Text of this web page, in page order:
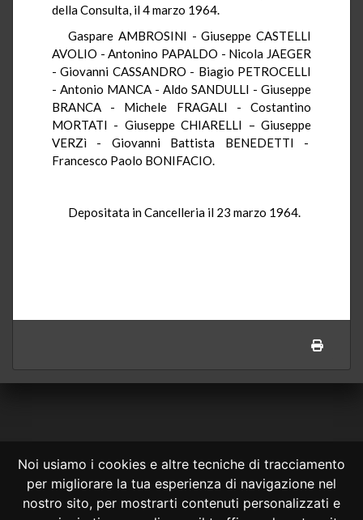
Noi usiamo i cookies e altre tecniche di tracciamento
per migliorare la tua esperienza di navigazione nel
nostro sito, per mostrarti contenuti personalizzati e
della Consulta, il 4 marzo 1964.
Gaspare AMBROSINI - Giuseppe CASTELLI
AVOLIO - Antonino PAPALDO - Nicola JAEGER
- Giovanni CASSANDRO - Biagio PETROCELLI
- Antonio MANCA - Aldo SANDULLI - Giuseppe
BRANCA - Michele FRAGALI - Costantino
MORTATI - Giuseppe CHIARELLI – Giuseppe
VERZì - Giovanni Battista BENEDETTI -
Francesco Paolo BONIFACIO.
Depositata in Cancelleria il 23 marzo 1964.
CONSULTA ONLINE DAL 1995 -NOTE LEGALI